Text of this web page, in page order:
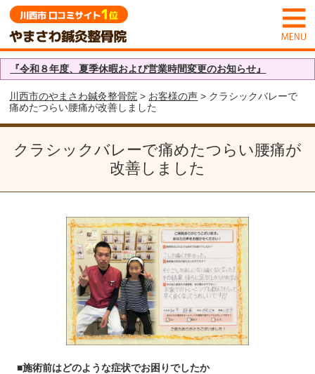
『令和８年度、夏季休暇および営業時間変更のお知らせ』
川西市のやまさわ鍼灸整骨院 > お客様の声 > クラシックバレーで
痛めたつらい腰痛が改善しました
クラシックバレーで痛めたつらい腰痛が
改善しました
■施術前はどのような症状でお困りでしたか